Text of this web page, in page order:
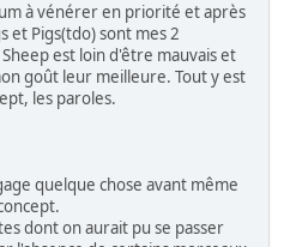
à vénérer en priorité et après
et Pigs(tdo) sont mes 2
est loin d'être mauvais et
goût leur meilleure. Tout y est
les paroles.
quelque chose avant même
dont on aurait pu se passer